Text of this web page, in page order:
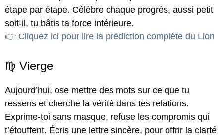
étape par étape. Célèbre chaque progrès, aussi petit
soit-il, tu bâtis ta force intérieure.
👉 Cliquez ici pour lire la prédiction complète du Lion
♍ Vierge
Aujourd’hui, ose mettre des mots sur ce que tu
ressens et cherche la vérité dans tes relations.
Exprime-toi sans masque, refuse les compromis qui
t’étouffent. Écris une lettre sincère, pour offrir la clarté